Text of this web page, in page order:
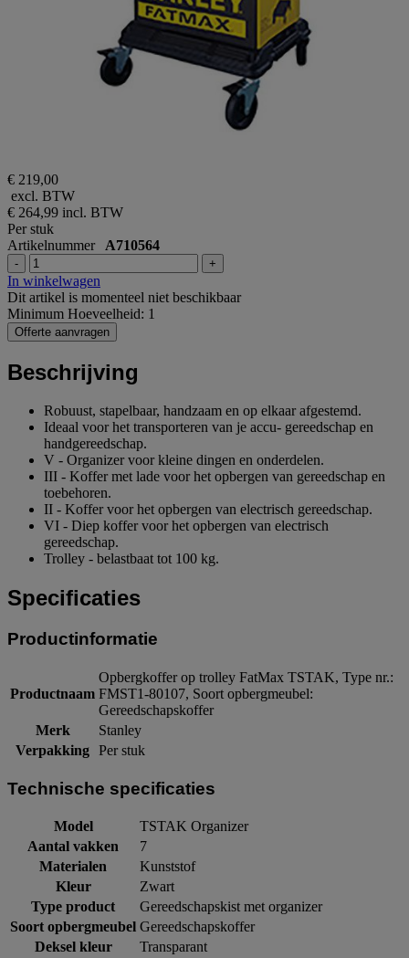
€ 219,00
excl. BTW
€ 264,99 incl. BTW
Per stuk
Artikelnummer A710564
- +
In winkelwagen
Dit artikel is momenteel niet beschikbaar
Minimum Hoeveelheid: 1
Offerte aanvragen
Beschrijving
Robuust, stapelbaar, handzaam en op elkaar afgestemd.
Ideaal voor het transporteren van je accu- gereedschap en
handgereedschap.
V - Organizer voor kleine dingen en onderdelen.
III - Koffer met lade voor het opbergen van gereedschap en
toebehoren.
II - Koffer voor het opbergen van electrisch gereedschap.
VI - Diep koffer voor het opbergen van electrisch
gereedschap.
Trolley - belastbaat tot 100 kg.
Specificaties
Productinformatie
Productnaam
Opbergkoffer op trolley FatMax TSTAK, Type nr.:
FMST1-80107, Soort opbergmeubel:
Gereedschapskoffer
Merk
Stanley
Verpakking Per stuk
Technische specificaties
Model
TSTAK Organizer
Aantal vakken
7
Materialen
Kunststof
Kleur
Zwart
Type product
Gereedschapskist met organizer
Soort opbergmeubel Gereedschapskoffer
Deksel kleur
Transparant